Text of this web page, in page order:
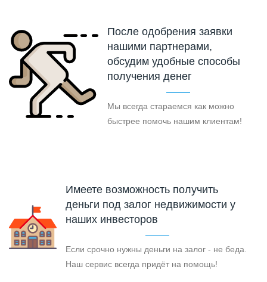
После одобрения заявки
нашими партнерами,
обсудим удобные способы
получения денег
Мы всегда стараемся как можно
быстрее помочь нашим клиентам!
Имеете возможность получить
деньги под залог недвижимости у
наших инвесторов
Если срочно нужны деньги на залог - не беда.
Наш сервис всегда придёт на помощь!